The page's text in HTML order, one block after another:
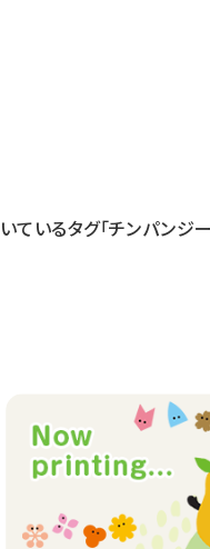
ているタグ「チンパンジー